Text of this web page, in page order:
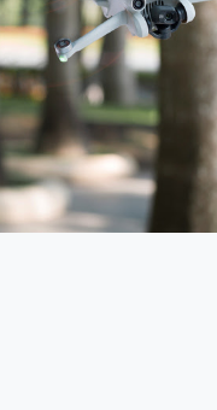
ONPRO MagReact
PRO 穿戴式智
新升級，GO Fest 五
S25 Ultra 誰能滿足全
慧錄音膠囊~ 您的AI
奇雷 AI・Gaming・創
MagReact M5
動儲能救車電源】 可
「MSI微星 Modern
耳機 三個設備充電一
開放式耳掛耳機，無